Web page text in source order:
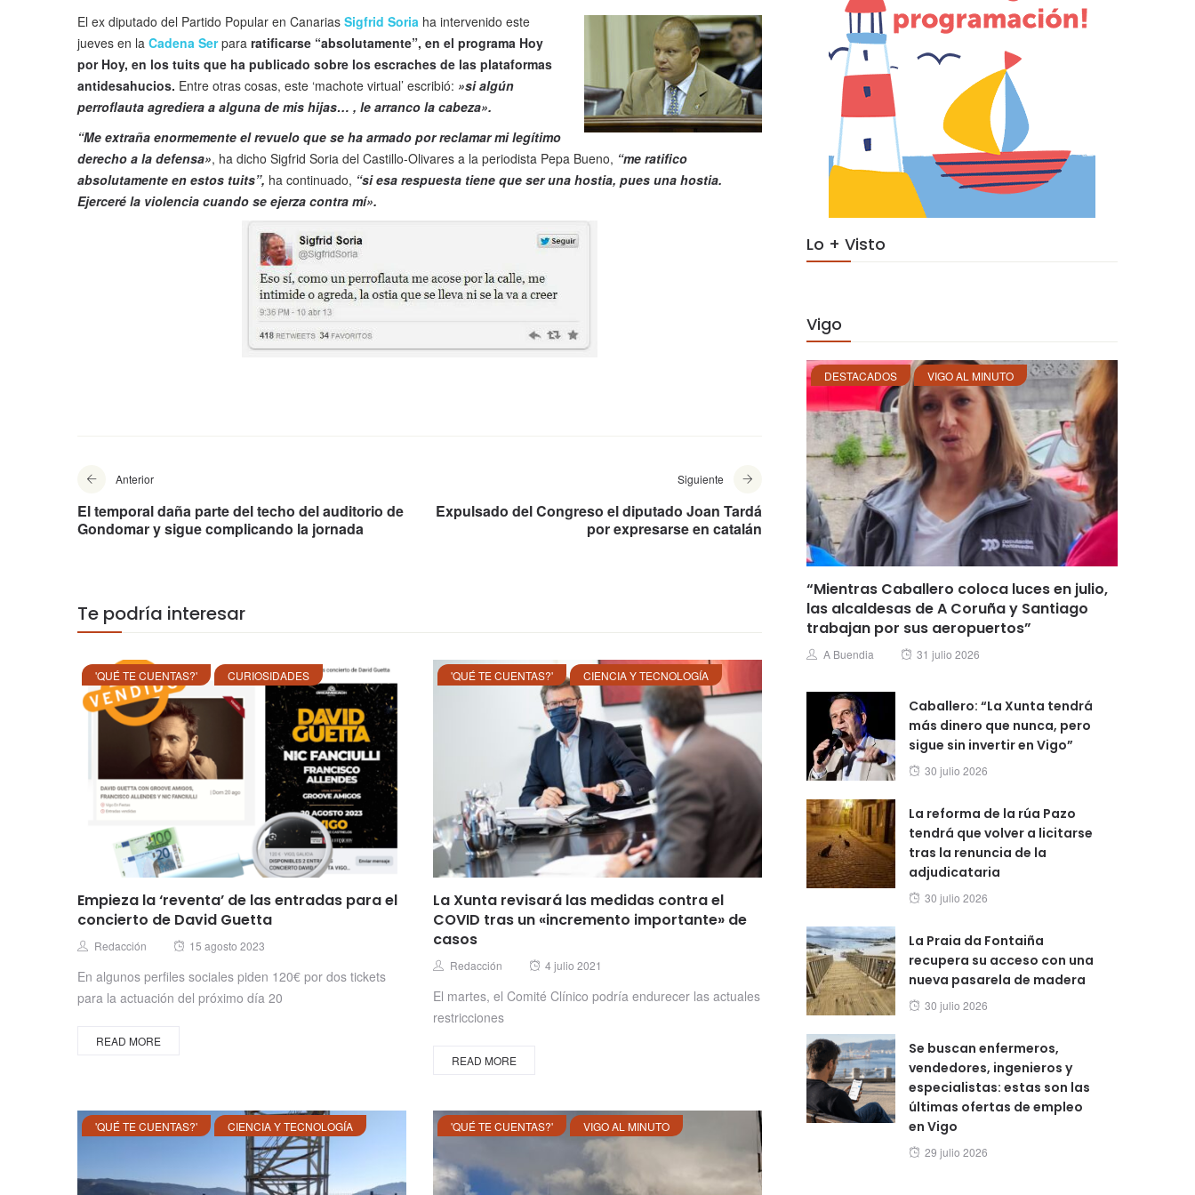
El ex diputado del Partido Popular en Canarias Sigfrid Soria ha intervenido este
jueves en la Cadena Serpara ratificarse “absolutamente”, en el programa Hoy
por Hoy, en los tuits que ha publicado sobre los escraches de las plataformas
antidesahucios. Entre otras cosas, este ‘machote virtual’ escribió: »si algún
perroflauta agrediera a alguna de mis hijas… , le arranco la cabeza».
“Me extraña enormemente el revuelo que se ha armado por reclamar mi legítimo
derecho a la defensa», ha dicho Sigfrid Soria del Castillo-Olivares a la periodista Pepa Bueno, “me ratifico
absolutamente en estos tuits”, ha continuado, “si esa respuesta tiene que ser una hostia, pues una hostia.
Ejerceré la violencia cuando se ejerza contra mí».
Anterior
El temporal daña parte del techo del auditorio de
Gondomar y sigue complicando la jornada
Siguiente
Expulsado del Congreso el diputado Joan Tardá
por expresarse en catalán
Te podría interesar
'QUÉ TE CUENTAS?' CURIOSIDADES
Empieza la ‘reventa’ de las entradas para el
concierto de David Guetta
Author
Redacción
Posted
15 agosto 2023
En algunos perfiles sociales piden 120€ por dos tickets
para la actuación del próximo día 20
READ MORE
'QUÉ TE CUENTAS?' CIENCIA Y TECNOLOGÍA
La Xunta revisará las medidas contra el
COVID tras un «incremento importante» de
casos
Author
Redacción
Posted
4 julio 2021
El martes, el Comité Clínico podría endurecer las actuales
restricciones
READ MORE
'QUÉ TE CUENTAS?' CIENCIA Y TECNOLOGÍA 'QUÉ TE CUENTAS?' VIGO AL MINUTO
Lo + Visto
Vigo
DESTACADOS VIGO AL MINUTO
“Mientras Caballero coloca luces en julio,
las alcaldesas de A Coruña y Santiago
trabajan por sus aeropuertos”
Author
A Buendia
Posted
31 julio 2026
Caballero: “La Xunta tendrá
más dinero que nunca, pero
sigue sin invertir en Vigo”
Posted
30 julio 2026
La reforma de la rúa Pazo
tendrá que volver a licitarse
tras la renuncia de la
adjudicataria
Posted
30 julio 2026
La Praia da Fontaiña
recupera su acceso con una
nueva pasarela de madera
Posted
30 julio 2026
Se buscan enfermeros,
vendedores, ingenieros y
especialistas: estas son las
últimas ofertas de empleo
en Vigo
Posted
29 julio 2026